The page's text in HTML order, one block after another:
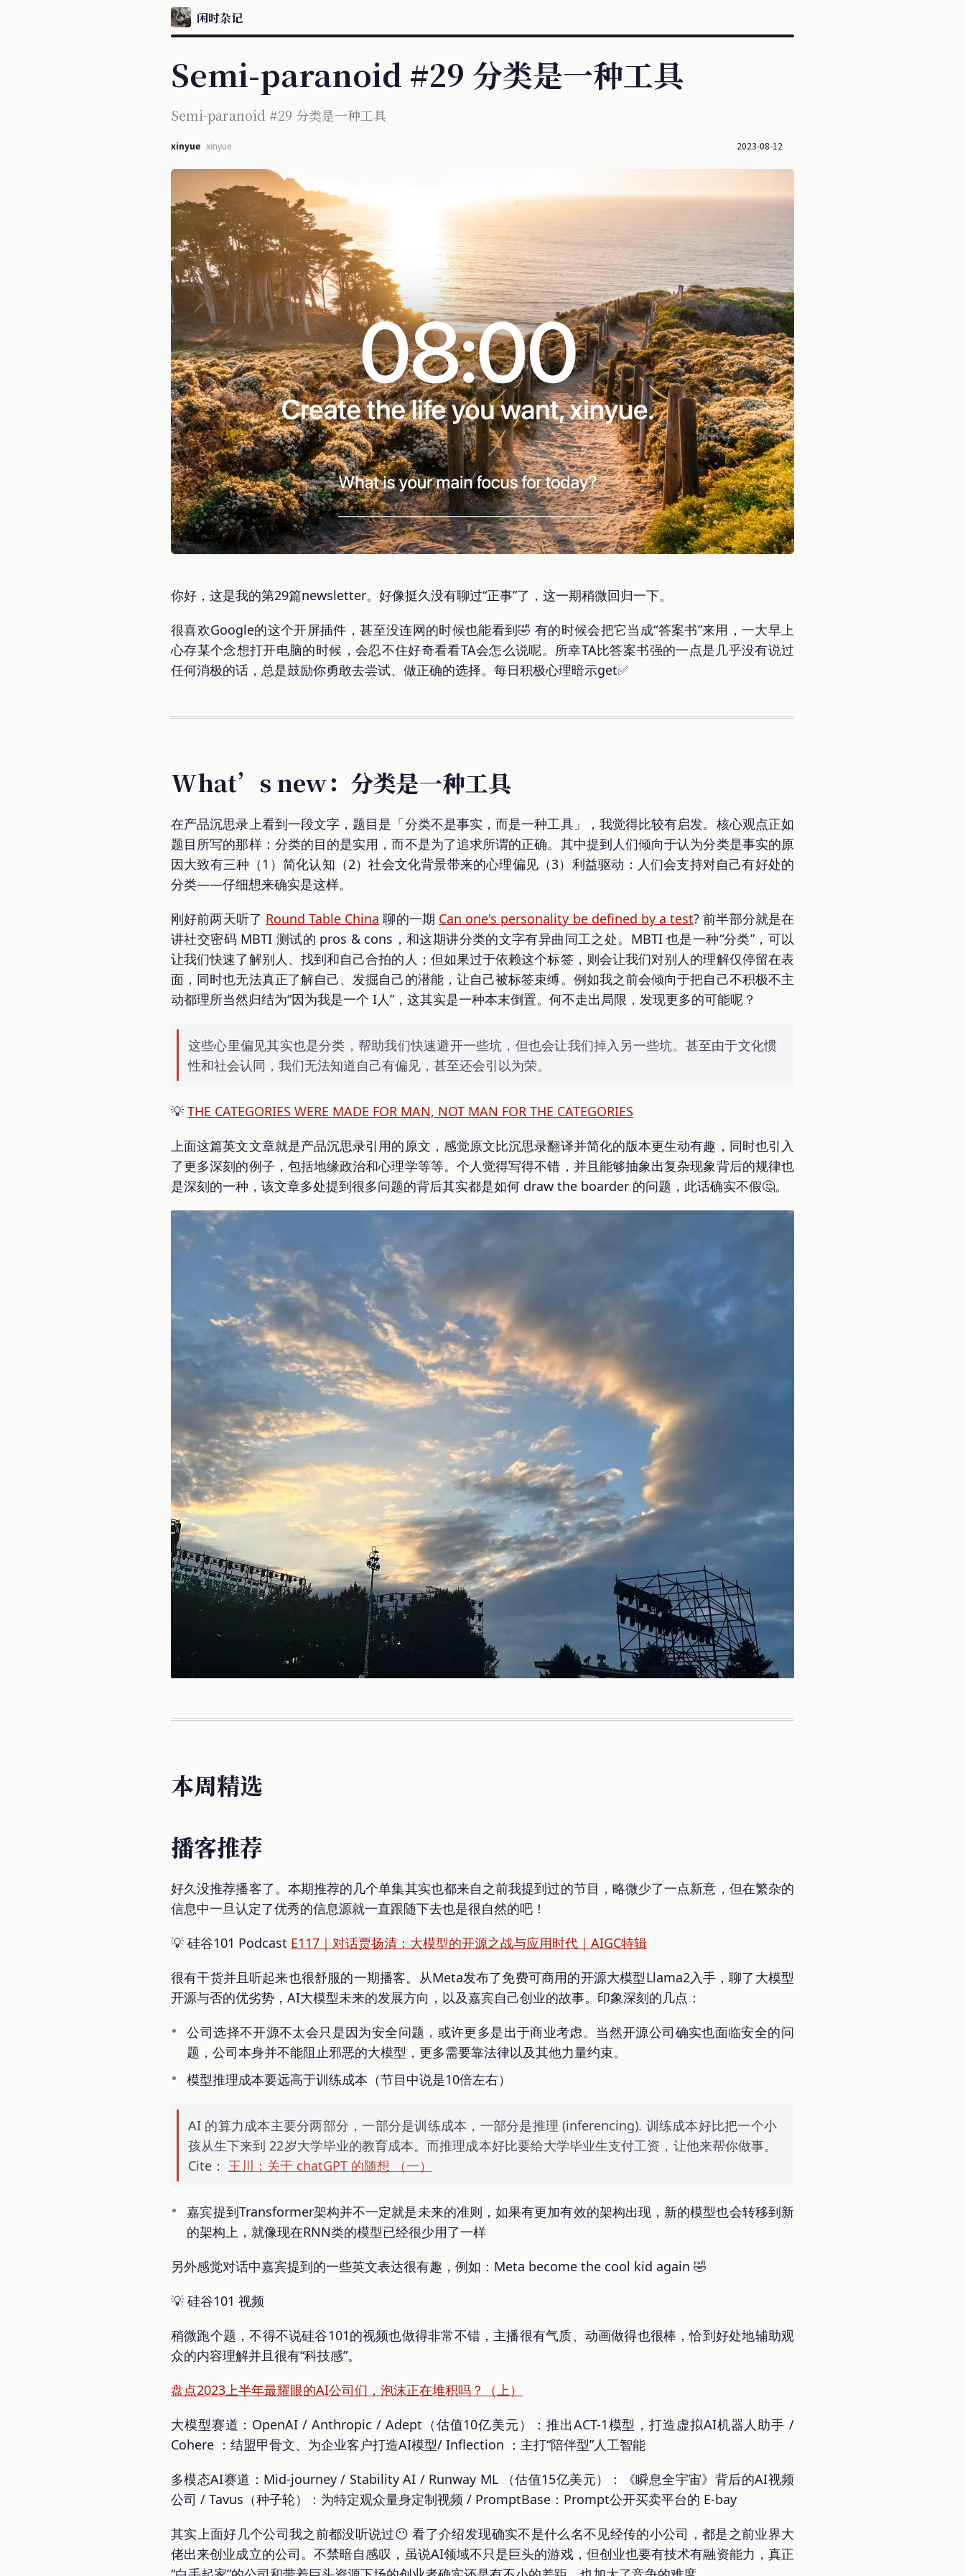
闲时杂记
Semi-paranoid #29 分类是一种工具
Semi-paranoid #29 分类是一种工具
xinyue xinyue 2023-08-12
你好，这是我的第29篇newsletter。好像挺久没有聊过“正事”了，这一期稍微回归一下。
很喜欢Google的这个开屏插件，甚至没连网的时候也能看到🤣 有的时候会把它当成“答案书”来用，一大早上
心存某个念想打开电脑的时候，会忍不住好奇看看TA会怎么说呢。所幸TA比答案书强的一点是几乎没有说过
任何消极的话，总是鼓励你勇敢去尝试、做正确的选择。每日积极心理暗示get✅
What’s new：分类是一种工具
在产品沉思录上看到一段文字，题目是「分类不是事实，而是一种工具」，我觉得比较有启发。核心观点正如
题目所写的那样：分类的目的是实用，而不是为了追求所谓的正确。其中提到人们倾向于认为分类是事实的原
因大致有三种（1）简化认知（2）社会文化背景带来的心理偏见（3）利益驱动：人们会支持对自己有好处的
分类——仔细想来确实是这样。
刚好前两天听了 Round Table China 聊的一期 Can one's personality be defined by a test? 前半部分就是在
讲社交密码 MBTI 测试的 pros & cons，和这期讲分类的文字有异曲同工之处。MBTI 也是一种“分类”，可以
让我们快速了解别人、找到和自己合拍的人；但如果过于依赖这个标签，则会让我们对别人的理解仅停留在表
面，同时也无法真正了解自己、发掘自己的潜能，让自己被标签束缚。例如我之前会倾向于把自己不积极不主
动都理所当然归结为“因为我是一个 I人”，这其实是一种本末倒置。何不走出局限，发现更多的可能呢？
这些心里偏见其实也是分类，帮助我们快速避开一些坑，但也会让我们掉入另一些坑。甚至由于文化惯
性和社会认同，我们无法知道自己有偏见，甚至还会引以为荣。
💡 THE CATEGORIES WERE MADE FOR MAN, NOT MAN FOR THE CATEGORIES
上面这篇英文文章就是产品沉思录引用的原文，感觉原文比沉思录翻译并简化的版本更生动有趣，同时也引入
了更多深刻的例子，包括地缘政治和心理学等等。个人觉得写得不错，并且能够抽象出复杂现象背后的规律也
是深刻的一种，该文章多处提到很多问题的背后其实都是如何 draw the boarder 的问题，此话确实不假🤔。
本周精选
播客推荐
好久没推荐播客了。本期推荐的几个单集其实也都来自之前我提到过的节目，略微少了一点新意，但在繁杂的
信息中一旦认定了优秀的信息源就一直跟随下去也是很自然的吧！
💡 硅谷101 Podcast E117｜对话贾扬清：大模型的开源之战与应用时代｜AIGC特辑
很有干货并且听起来也很舒服的一期播客。从Meta发布了免费可商用的开源大模型Llama2入手，聊了大模型
开源与否的优劣势，AI大模型未来的发展方向，以及嘉宾自己创业的故事。印象深刻的几点：
公司选择不开源不太会只是因为安全问题，或许更多是出于商业考虑。当然开源公司确实也面临安全的问
题，公司本身并不能阻止邪恶的大模型，更多需要靠法律以及其他力量约束。
模型推理成本要远高于训练成本（节目中说是10倍左右）
AI 的算力成本主要分两部分，一部分是训练成本，一部分是推理 (inferencing). 训练成本好比把一个小
孩从生下来到 22岁大学毕业的教育成本。而推理成本好比要给大学毕业生支付工资，让他来帮你做事。
Cite： 王川：关于 chatGPT 的随想 （一）
嘉宾提到Transformer架构并不一定就是未来的准则，如果有更加有效的架构出现，新的模型也会转移到新
的架构上，就像现在RNN类的模型已经很少用了一样
另外感觉对话中嘉宾提到的一些英文表达很有趣，例如：Meta become the cool kid again 🤣
💡 硅谷101 视频
稍微跑个题，不得不说硅谷101的视频也做得非常不错，主播很有气质、动画做得也很棒，恰到好处地辅助观
众的内容理解并且很有“科技感”。
盘点2023上半年最耀眼的AI公司们，泡沫正在堆积吗？（上）
大模型赛道：OpenAI / Anthropic / Adept（估值10亿美元）：推出ACT-1模型，打造虚拟AI机器人助手 /
Cohere ：结盟甲骨文、为企业客户打造AI模型/ Inflection ：主打“陪伴型”人工智能
多模态AI赛道：Mid-journey / Stability AI / Runway ML （估值15亿美元）：《瞬息全宇宙》背后的AI视频
公司 / Tavus（种子轮）：为特定观众量身定制视频 / PromptBase：Prompt公开买卖平台的 E-bay
其实上面好几个公司我之前都没听说过😶 看了介绍发现确实不是什么名不见经传的小公司，都是之前业界大
佬出来创业成立的公司。不禁暗自感叹，虽说AI领域不只是巨头的游戏，但创业也要有技术有融资能力，真正